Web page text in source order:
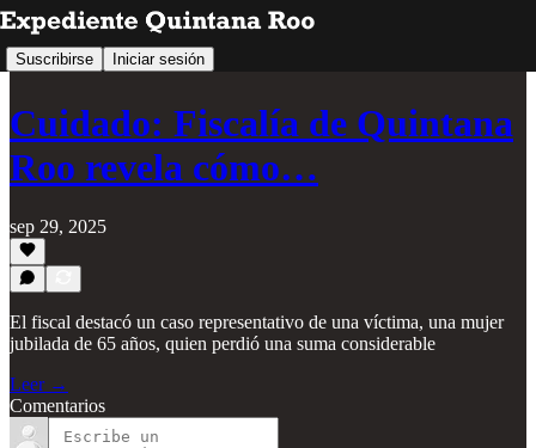
Suscribirse Iniciar sesión
Cuidado: Fiscalía de Quintana
Roo revela cómo…
sep 29, 2025
El fiscal destacó un caso representativo de una víctima, una mujer
jubilada de 65 años, quien perdió una suma considerable
Leer →
Comentarios